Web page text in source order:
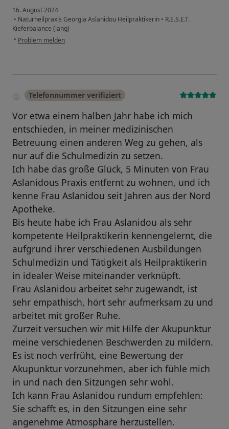
16. August 2024
• Naturheilpraxis Georgia Aslanidou Heilpraktikerin • R.E.S.E.T.
Kieferbalance (lang)
• Problem melden
Telefonnummer verifiziert
Vor etwa einem halben Jahr habe ich mich
entschieden, in meiner medizinischen
Betreuung einen anderen Weg zu gehen, als
nur auf die Schulmedizin zu setzen.
Ich habe das große Glück, 5 Minuten von Frau
Aslanidous Praxis entfernt zu wohnen, und ich
kenne Frau Aslanidou seit Jahren aus der Nord
Apotheke.
Bis heute habe ich Frau Aslanidou als sehr
kompetente Heilpraktikerin kennengelernt, die
aufgrund ihrer verschiedenen Ausbildungen
Schulmedizin und Tätigkeit als Heilpraktikerin
in idealer Weise miteinander verknüpft.
Frau Aslanidou arbeitet sehr zugewandt, ist
sehr empathisch, hört sehr aufmerksam zu und
arbeitet mit großer Ruhe.
Zurzeit versuchen wir mit Hilfe der Akupunktur
meine verschiedenen Beschwerden zu mildern.
Es ist noch verfrüht, eine Bewertung der
Akupunktur vorzunehmen, aber ich fühle mich
in und nach den Sitzungen sehr wohl.
Ich kann Frau Aslanidou rundum empfehlen:
Sie schafft es, in den Sitzungen eine sehr
angenehme Atmosphäre herzustellen.